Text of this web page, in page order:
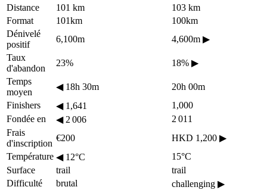
Distance
101 km
103 km
Format
101km
100km
Dénivelé
positif
6,100m 4,600m ▶
Taux
d'abandon
23% 18% ▶
Temps
moyen
◀18h 30m
20h 00m
Finishers
◀1,641
1,000
Fondée en
◀2 006
2 011
Frais
d'inscription
€200 HKD 1,200 ▶
Température ◀12°C
15°C
Surface
trail
trail
Difficulté
brutal challenging ▶